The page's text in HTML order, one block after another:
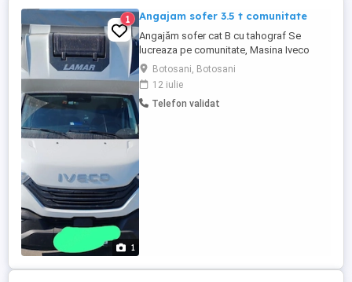
1
1 Angajam sofer 3.5 t comunitate
Angajăm sofer cat B cu tahograf Se
lucreaza pe comunitate, Masina Iveco
Daily 2025, prelata,dotata pt comunitate.
Telefon servici ( și internet).Nu se face UK.
Cautam colaborare pe termen lung. Ofer și
cer seriozitate. SALAR 2400 euro în funcție
Botosani, Botosani
12 iulie
Telefon validat